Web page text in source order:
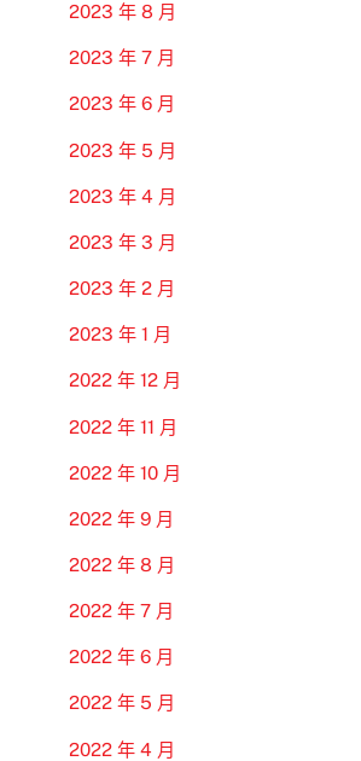
2023 年 8 月
2023 年 7 月
2023 年 6 月
2023 年 5 月
2023 年 4 月
2023 年 3 月
2023 年 2 月
2023 年 1 月
2022 年 12 月
2022 年 11 月
2022 年 10 月
2022 年 9 月
2022 年 8 月
2022 年 7 月
2022 年 6 月
2022 年 5 月
2022 年 4 月